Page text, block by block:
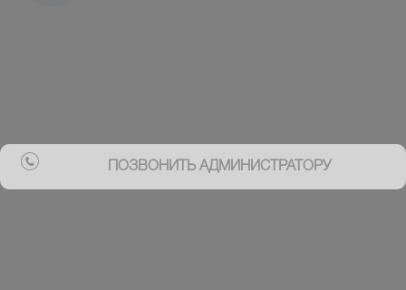
ПОЗВОНИТЬ АДМИНИСТРАТОРУ